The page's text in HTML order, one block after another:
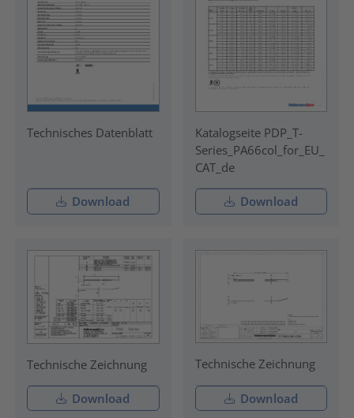
Technisches Datenblatt
Download
Katalogseite PDP_T-
Series_PA66col_for_EU_
CAT_de
Download
Technische Zeichnung
Download
Technische Zeichnung
Download